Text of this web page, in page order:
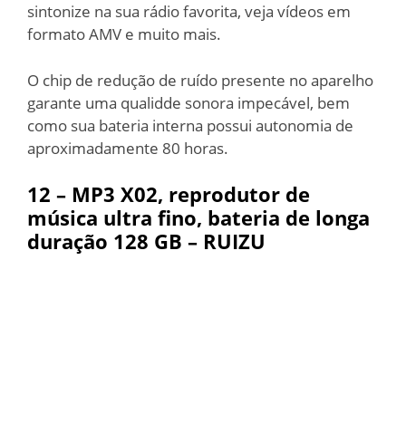
sintonize na sua rádio favorita, veja vídeos em
formato AMV e muito mais.
O chip de redução de ruído presente no aparelho
garante uma qualidde sonora impecável, bem
como sua bateria interna possui autonomia de
aproximadamente 80 horas.
12 – MP3 X02, reprodutor de
música ultra fino, bateria de longa
duração 128 GB – RUIZU